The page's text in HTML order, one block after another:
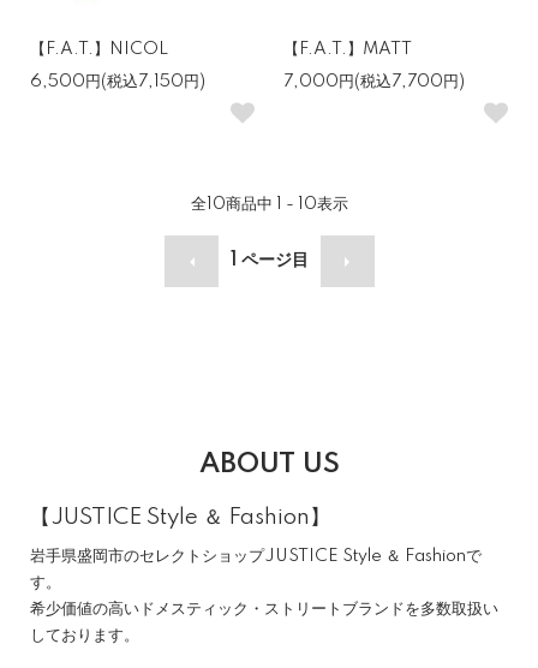
【F.A.T.】NICOL
6,500円(税込7,150円)
【F.A.T.】MATT
7,000円(税込7,700円)
全10商品中 1 - 10表示
ページ目
ABOUT US
【JUSTICE Style ＆ Fashion】
岩手県盛岡市のセレクトショップJUSTICE Style ＆ Fashionで
す。
希少価値の高いドメスティック・ストリートブランドを多数取扱い
しております。